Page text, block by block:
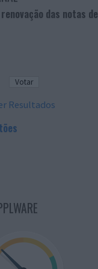
das notas de
Resultados